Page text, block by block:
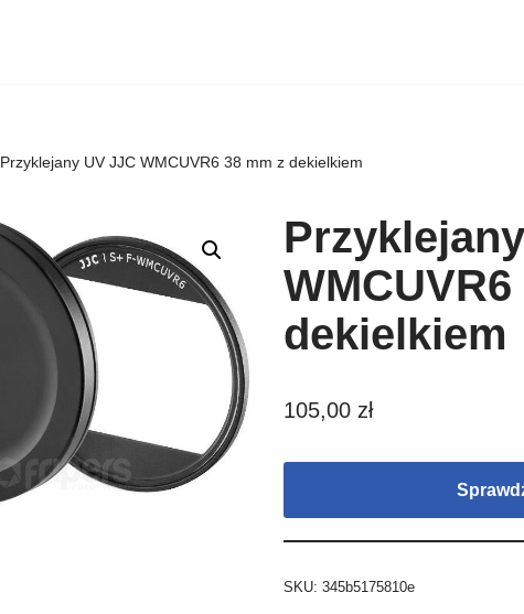
Przyklejany UV JJC WMCUVR6 38 mm z dekielkiem
dekielkiem
105,00 zł
SKU:345b5175810e